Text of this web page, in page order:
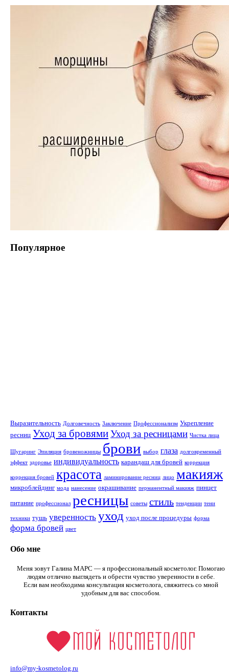
Популярное
Выразительность Долговечность Заключение Профессионализм Укрепление
ресниц Уход за бровямиУход за ресницами Чистка лица
Шугаринг Эпиляция бровеножницы брови выбор глаза долговременный
эффект здоровье индивидуальность карандаш для бровей коррекция
коррекция бровей красота ламинирование ресниц лицо макияж
микроблейдинг мода нанесение окрашивание перманентный макияж пинцет
питание профессионал ресницы советы стиль тенденции тени
техники тушь уверенность уход уход после процедуры форма
форма бровей цвет
Обо мне
Меня зовут Галина МАРС — я профессиональный косметолог. Помогаю
людям отлично выглядеть и обрести чувство уверенности в себе.
Если вам необходима консультация косметолога, свяжитесь со мной
удобным для вас способом.
Контакты
info@my-kosmetolog.ru